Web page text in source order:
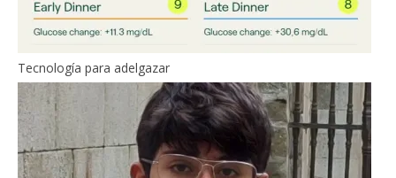
Tecnología para adelgazar